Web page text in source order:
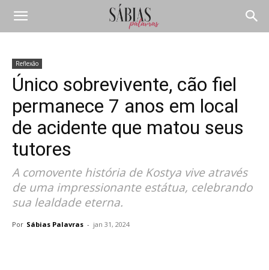
Reflexão
Único sobrevivente, cão fiel
permanece 7 anos em local
de acidente que matou seus
tutores
A comovente história de Kostya vive através
de uma impressionante estátua, celebrando
sua lealdade eterna.
Por Sábias Palavras - jan 31, 2024